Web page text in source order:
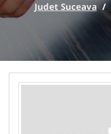
Judet Suceava /